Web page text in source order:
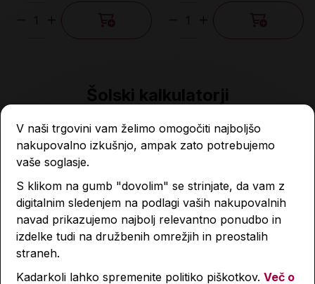
Šolski kalkulatorji
-30 %
-30 %
V naši trgovini vam želimo omogočiti najboljšo
nakupovalno izkušnjo, ampak zato potrebujemo
vaše soglasje.
S klikom na gumb "dovolim" se strinjate, da vam z
digitalnim sledenjem na podlagi vaših nakupovalnih
navad prikazujemo najbolj relevantno ponudbo in
izdelke tudi na družbenih omrežjih in preostalih
straneh.
Kadarkoli lahko spremenite politiko piškotkov. Več o